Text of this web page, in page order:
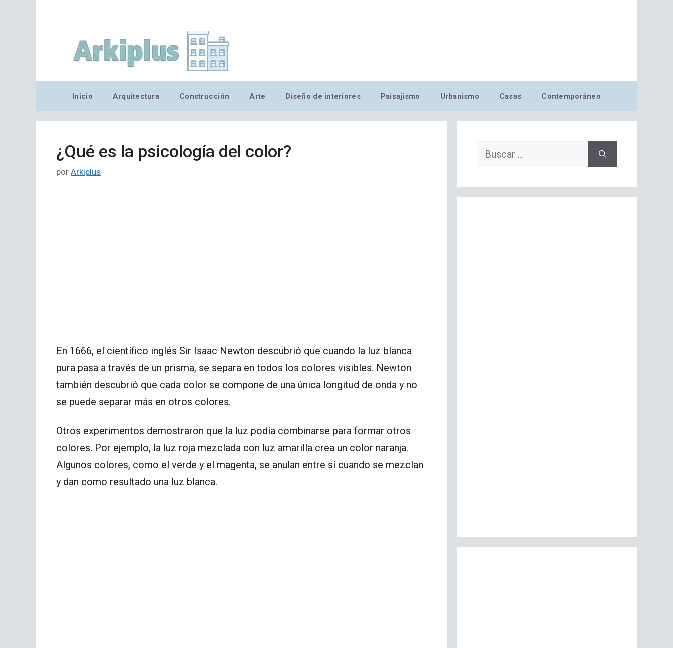
Inicio Arquitectura Construcción Arte Diseño de interiores Paisajismo Urbanismo Casas Contemporáneo
¿Qué es la psicología del color?
por Arkiplus
En 1666, el científico inglés Sir Isaac Newton descubrió que cuando la luz blanca
pura pasa a través de un prisma, se separa en todos los colores visibles. Newton
también descubrió que cada color se compone de una única longitud de onda y no
se puede separar más en otros colores.
Otros experimentos demostraron que la luz podía combinarse para formar otros
colores. Por ejemplo, la luz roja mezclada con luz amarilla crea un color naranja.
Algunos colores, como el verde y el magenta, se anulan entre sí cuando se mezclan
y dan como resultado una luz blanca.
Buscar: